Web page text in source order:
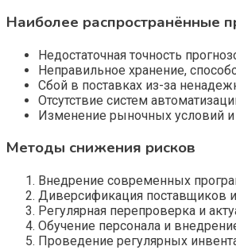
Наиболее распространённые
Недостаточная точность
Неправильное хранение,
Сбой в поставках из-за
Отсутствие систем
Изменение рыночных условий и
Методы снижения рисков
Внедрение современных
Диверсификация поставщиков
Регулярная перепроверка и
Обучение персонала и
Проведение регулярных